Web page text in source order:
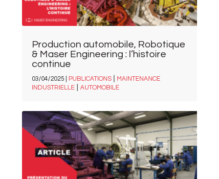
Production automobile, Robotique
& Maser Engineering : l’histoire
continue
03/04/2025 | PUBLICATIONS| MAINTENANCE
INDUSTRIELLE| AUTOMOBILE